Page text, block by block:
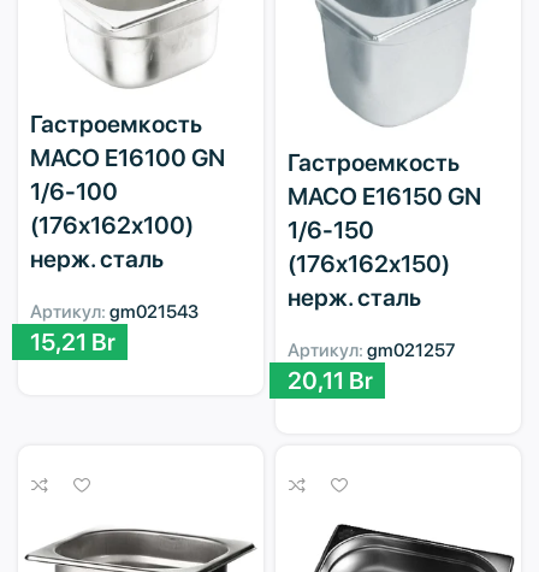
Гастроемкость
MACO E16100 GN
1/6-100
(176х162х100)
нерж. сталь
Артикул: gm021543
15,21 Br
Гастроемкость
MACO E16150 GN
1/6-150
(176х162х150)
нерж. сталь
Артикул: gm021257
20,11 Br